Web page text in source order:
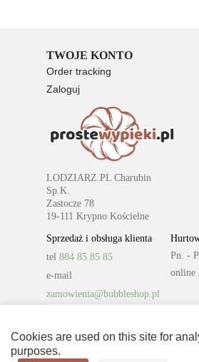
Cookies are used on this site for
purposes.
TWOJE KONTO
Order tracking
Zaloguj
Rejestracja
LODZIARZ.PL Charubin
Sp.K.
Zastocze 78
19-111 Krypno Kościelne
Sprzedaż i obsługa klienta
tel 884 85 85 85
e-mail
zamowienia@bubbleshop.pl
Pn. -
online